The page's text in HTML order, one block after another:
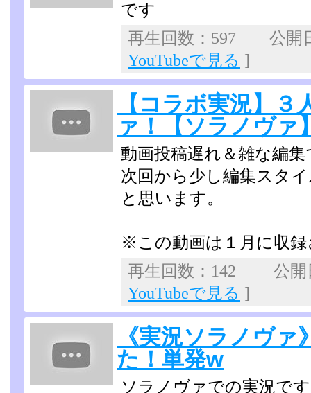
です
再生回数：597 公開
YouTubeで見る ]
【コラボ実況】
ァ！【ソラノヴァ
動画投稿遅れ＆雑な編
次回から少し編集スタ
と思います。
※この動画は１月に収
再生回数：142 公
YouTubeで見る ]
《実況ソラノヴ
た！単発w
ソラノヴァでの実況で